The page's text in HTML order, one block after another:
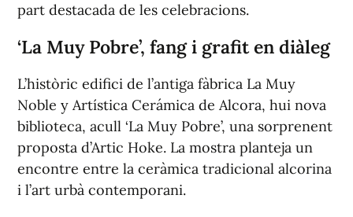
part destacada de les celebracions.
‘La Muy Pobre’, fang i grafit en diàleg
L’històric edifici de l’antiga fàbrica La Muy
Noble y Artística Cerámica de Alcora, hui nova
biblioteca, acull ‘La Muy Pobre’, una sorprenent
proposta d’Artic Hoke. La mostra planteja un
encontre entre la ceràmica tradicional alcorina
i l’art urbà contemporani.